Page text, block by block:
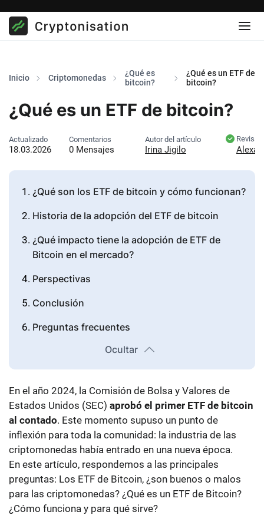
Inicio Criptomonedas
¿Qué es
bitcoin?
¿Qué es un ETF de
bitcoin?
¿Qué es un ETF de bitcoin?
Actualizado
18.03.2026
Comentarios
0 Mensajes
Autor del artículo
Irina Jigilo
¿Qué son los ETF de bitcoin y cómo funcionan?
Historia de la adopción del ETF de bitcoin
¿Qué impacto tiene la adopción de ETF de
Bitcoin en el mercado?
Perspectivas
Conclusión
Preguntas frecuentes
Ocultar
En el año 2024, la Comisión de Bolsa y Valores de
Estados Unidos (SEC) aprobó el primer ETF de bitcoin
al contado. Este momento supuso un punto de
inflexión para toda la comunidad: la industria de las
criptomonedas había entrado en una nueva época.
En este artículo, respondemos a las principales
preguntas: Los ETF de Bitcoin, ¿son buenos o malos
para las criptomonedas? ¿Qué es un ETF de Bitcoin?
¿Cómo funciona y para qué sirve?